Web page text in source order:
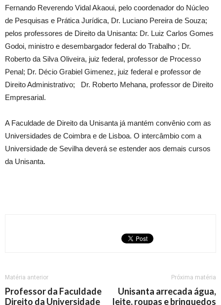
Fernando Reverendo Vidal Akaoui, pelo coordenador do Núcleo
de Pesquisas e Prática Jurídica, Dr. Luciano Pereira de Souza;
pelos professores de Direito da Unisanta: Dr. Luiz Carlos Gomes
Godoi, ministro e desembargador federal do Trabalho ; Dr.
Roberto da Silva Oliveira, juiz federal, professor de Processo
Penal; Dr. Décio Grabiel Gimenez, juiz federal e professor de
Direito Administrativo; Dr. Roberto Mehana, professor de Direito
Empresarial.
A Faculdade de Direito da Unisanta já mantém convênio com as
Universidades de Coimbra e de Lisboa. O intercâmbio com a
Universidade de Sevilha deverá se estender aos demais cursos
da Unisanta.
Matéria anterior
Professor da Faculdade
Direito da Universidade
Próxima matéria
Unisanta arrecada água,
leite, roupas e brinquedos